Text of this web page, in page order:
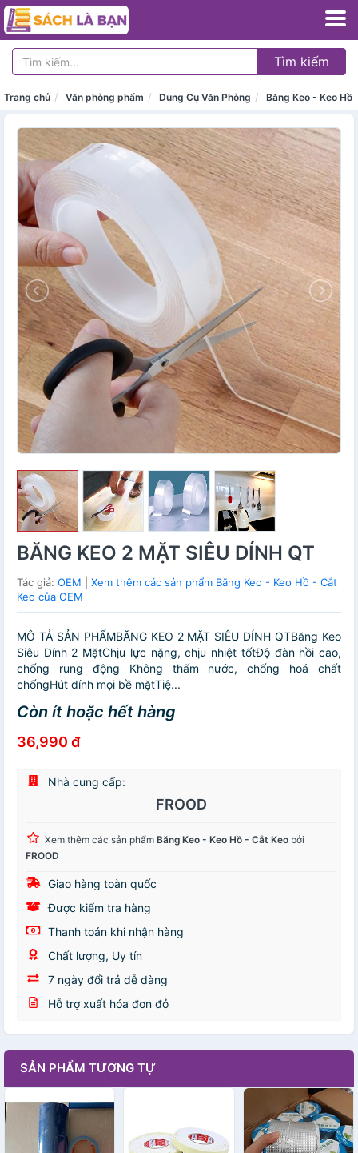
Tìm kiếm
Trang chủ Văn phòng phẩm Dụng Cụ Văn Phòng Băng Keo - Keo Hồ
BĂNG KEO 2 MẶT SIÊU DÍNH QT
Tác giả: OEM
Xem thêm các sản phẩm Băng Keo - Keo Hồ - Cắt
Keo của OEM
MÔ TẢ SẢN PHẨMBĂNG KEO 2 MẶT SIÊU DÍNH QTBăng Keo
Siêu Dính 2 MặtChịu lực nặng, chịu nhiệt tốtĐộ đàn hồi cao,
chống rung động Không thấm nước, chống hoá chất
chốngHút dính mọi bề mặtTiệ...
Còn ít hoặc hết hàng
36,990 đ
Nhà cung cấp:
FROOD
Xem thêm các sản phẩm Băng Keo - Keo Hồ - Cắt Keo bởi
FROOD
Giao hàng toàn quốc
Được kiểm tra hàng
Thanh toán khi nhận hàng
Chất lượng, Uy tín
7 ngày đổi trả dễ dàng
Hỗ trợ xuất hóa đơn đỏ
SẢN PHẨM TƯƠNG TỰ